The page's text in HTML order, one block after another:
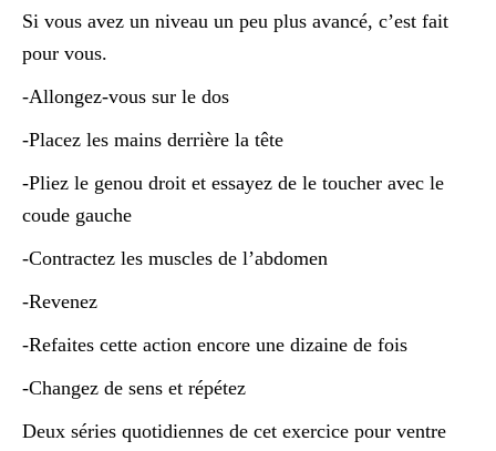
Si vous avez un niveau un peu plus avancé, c’est fait
pour vous.
-Allongez-vous sur le dos
-Placez les mains derrière la tête
-Pliez le genou droit et essayez de le toucher avec le
coude gauche
-Contractez les muscles de l’abdomen
-Revenez
-Refaites cette action encore une dizaine de fois
-Changez de sens et répétez
Deux séries quotidiennes de cet exercice pour ventre